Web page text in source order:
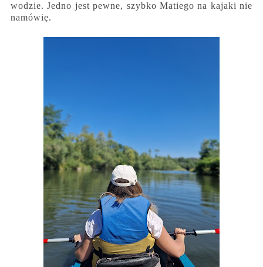
wodzie. Jedno jest pewne, szybko Matiego na kajaki nie
namówię.